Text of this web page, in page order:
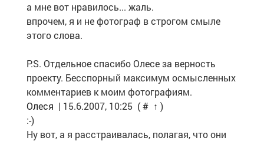
а мне вот нравилось... жаль.
впрочем, я и не фотограф в строгом смыле
этого слова.
P.S. Отдельное спасибо Олесе за верность
проекту. Бесспорный максимум осмысленных
комментариев к моим фотографиям.
Олеся | 15.6.2007, 10:25 (# ↑ )
:-)
Ну вот, а я расстраивалась, полагая, что они